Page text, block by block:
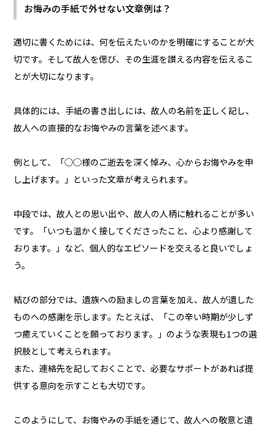
お悔みの手紙で外せない文章例は？
適切に書くためには、何を伝えたいのかを明確にすることが大
切です。そして故人を偲び、その生涯を讃える内容を伝えるこ
とが大切になります。
具体的には、手紙の書き出しには、故人の名前を正しく記し、
故人への直接的なお悔やみの言葉を述べます。
例として、「◯◯様のご逝去を深く悼み、心からお悔やみを申
し上げます。」といった文章が考えられます。
中段では、故人との思い出や、故人の人柄に触れることが多い
です。「いつも温かく接してくださったこと、心より感謝して
おります。」など、個人的なエピソードを交えると良いでしょ
う。
結びの部分では、遺族への励ましの言葉を加え、故人が遺した
ものへの感謝を示します。たとえば、「この辛い時期が少しず
つ癒えていくことを願っております。」のような表現も1つの選
択肢として考えられます。
また、連絡先を記しておくことで、必要なサポートがあれば提
供する意向を示すことも大切です。
このようにして、お悔やみの手紙を通じて、故人への敬意と遺